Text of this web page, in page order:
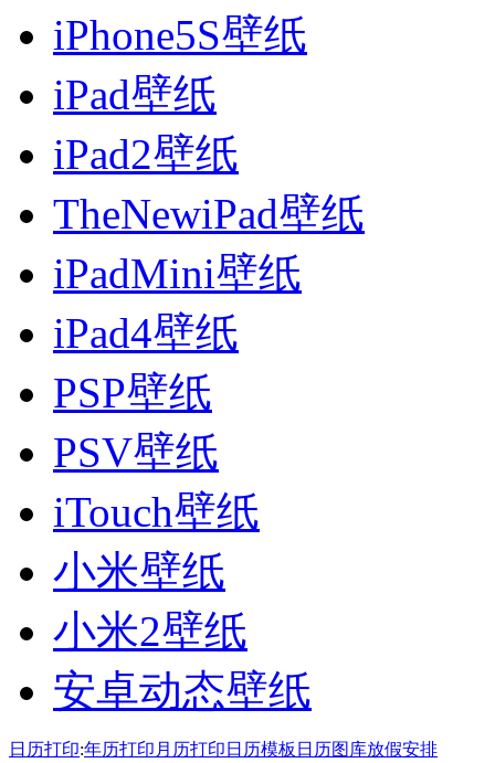
iPhone5S壁纸
iPad壁纸
iPad2壁纸
TheNewiPad壁纸
iPadMini壁纸
iPad4壁纸
PSP壁纸
PSV壁纸
iTouch壁纸
小米壁纸
小米2壁纸
安卓动态壁纸
日历打印:年历打印 月历打印 日历模板 日历图库放假安排